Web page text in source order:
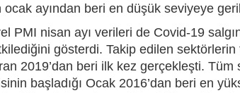
ayından beri en düşük seviyeye
PMI nisan ayı verileri de Covid-19
gösterdi. Takip edilen sektörlerin
2019’dan beri ilk kez gerçekleşti. Tüm
başladığı Ocak 2016’dan beri en